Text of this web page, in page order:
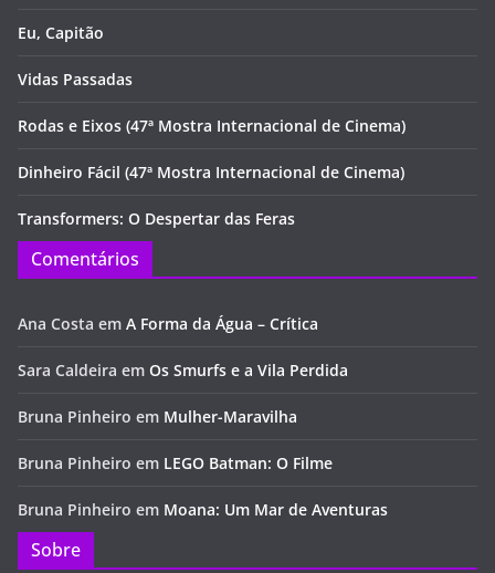
Eu, Capitão
Vidas Passadas
Rodas e Eixos (47ª Mostra Internacional de Cinema)
Dinheiro Fácil (47ª Mostra Internacional de Cinema)
Transformers: O Despertar das Feras
Comentários
Ana Costa em A Forma da Água – Crítica
Sara Caldeira em Os Smurfs e a Vila Perdida
Bruna Pinheiro em Mulher-Maravilha
Bruna Pinheiro em LEGO Batman: O Filme
Bruna Pinheiro em Moana: Um Mar de Aventuras
Sobre